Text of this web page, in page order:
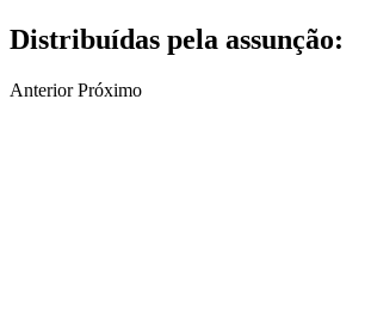
Distribuídas pela assunção:
Anterior Próximo